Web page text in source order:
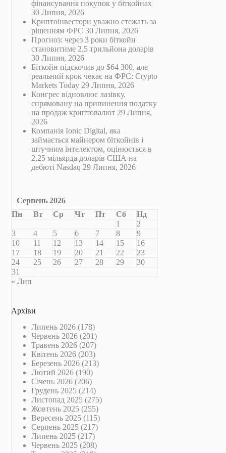
фінансування покупок у біткойнах
30 Липня, 2026
Криптоінвестори уважно стежать за
рішенням ФРС 30 Липня, 2026
Прогноз: через 3 роки біткойн
становитиме 2,5 трильйона доларів
30 Липня, 2026
Біткойн підскочив до $64 300, але
реальний крок чекає на ФРС: Crypto
Markets Today 29 Липня, 2026
Конгрес відновлює лазівку,
спрямовану на припинення податку
на продаж криптовалют 29 Липня,
2026
Компанія Ionic Digital, яка
займається майнером біткойнів і
штучним інтелектом, оцінюється в
2,25 мільярда доларів США на
дебюті Nasdaq 29 Липня, 2026
Серпень 2026
Пн
Вт Ср Чт Пт Сб
Нд
1
2
3
4 5 6 7 8
9
10
11 12 13 14 15
16
17
18 19 20 21 22
23
24
25 26 27 28 29
30
31
« Лип
Архіви
Липень 2026 (178)
Червень 2026 (201)
Травень 2026 (207)
Квітень 2026 (203)
Березень 2026 (213)
Лютий 2026 (190)
Січень 2026 (206)
Грудень 2025 (214)
Листопад 2025 (275)
Жовтень 2025 (255)
Вересень 2025 (115)
Серпень 2025 (217)
Липень 2025 (217)
Червень 2025 (208)